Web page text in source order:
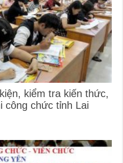
kiểm tra kiến thức,
công chức tỉnh Lai